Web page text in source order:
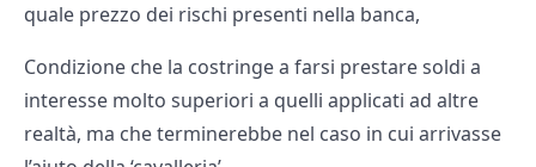
quale prezzo dei rischi presenti nella banca,
Condizione che la costringe a farsi prestare soldi a
interesse molto superiori a quelli applicati ad altre
realtà, ma che terminerebbe nel caso in cui arrivasse